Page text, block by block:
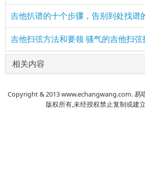
吉他扒谱的十个步骤，告别到处找谱
吉他扫弦方法和要领 骚气的吉他扫弦
相关内容
Copyright & 2013 www.echangwang.com. 易
版权所有,未经授权禁止复制或建